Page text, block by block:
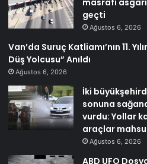
masrafı
geçti
Ağustos 6, 2026
Van’da Suruç Katliamı’nın 11.
Düş Yolcusu” Anıldı
Ağustos 6, 2026
İki
sonuna
vurdu: Yollar
araçlar
Ağustos 6, 2026
ABD UFO